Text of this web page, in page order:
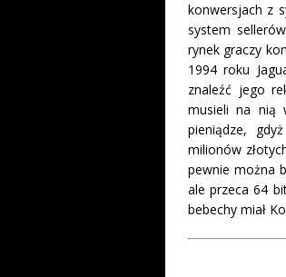
konwersjach z
system
rynek graczy
1994 roku
znaleźć jego
musieli na nią
pieniądze,
milionów
pewnie można
ale przeca 64
bebechy miał